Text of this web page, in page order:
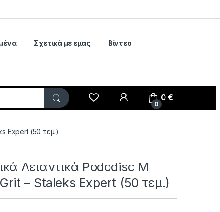
Σχετικά με εμας Βίντεο
My Account
0
0€
Expert (50 τεμ.)
Λειαντικά Pododisc M
– Staleks Expert (50 τεμ.)